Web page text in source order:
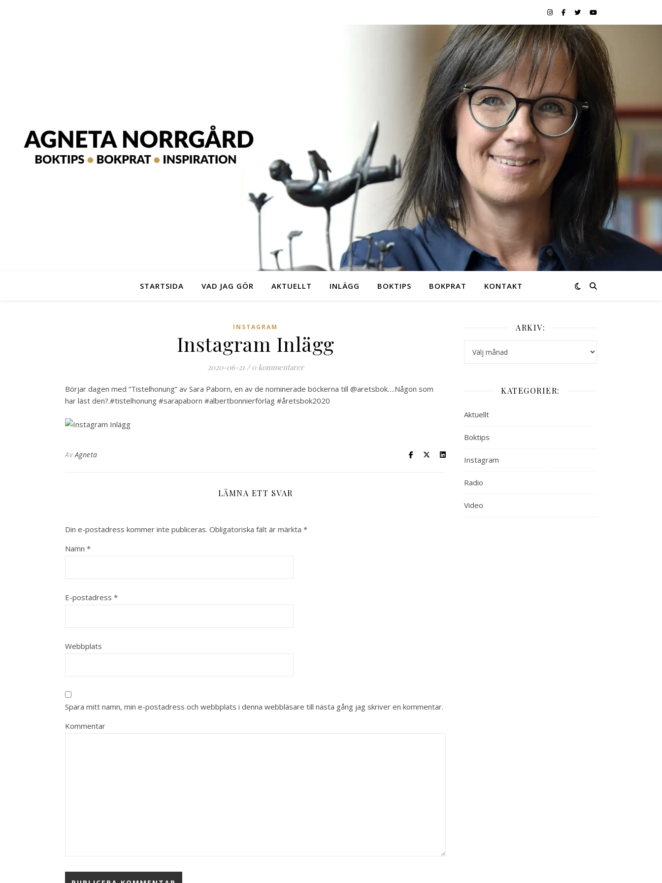
STARTSIDA VAD JAG GÖR AKTUELLT INLÄGG BOKTIPS BOKPRAT KONTAKT
INSTAGRAM
Instagram Inlägg
2020-06-21 / 0 kommentarer
Börjar dagen med ”Tistelhonung” av Sara Paborn, en av de nominerade böckerna till @aretsbok….Någon som
har läst den?.#tistelhonung #sarapaborn #albertbonnierförlag #åretsbok2020
AvAgneta
LÄMNA ETT SVAR
Din e-postadress kommer inte publiceras. Obligatoriska fält är märkta *
Namn *
E-postadress *
Webbplats
Spara mitt namn, min e-postadress och webbplats i denna webbläsare till nästa gång jag skriver en kommentar.
Kommentar
ARKIV:
KATEGORIER:
Aktuellt
Boktips
Instagram
Radio
Video